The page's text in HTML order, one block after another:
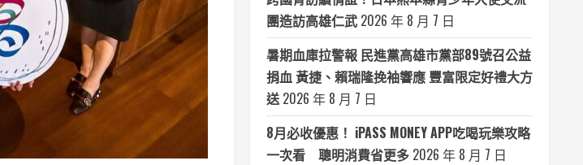
團造訪高雄仁武 2026 年 8 月 7 日
暑期血庫拉警報 民進黨高雄市黨部89號召公益
捐血 黃捷、賴瑞隆挽袖響應 豐富限定好禮大方
送 2026 年 8 月 7 日
8月必收優惠！ iPASS MONEY APP吃喝玩樂攻略
一次看 聰明消費省更多 2026 年 8 月 7 日